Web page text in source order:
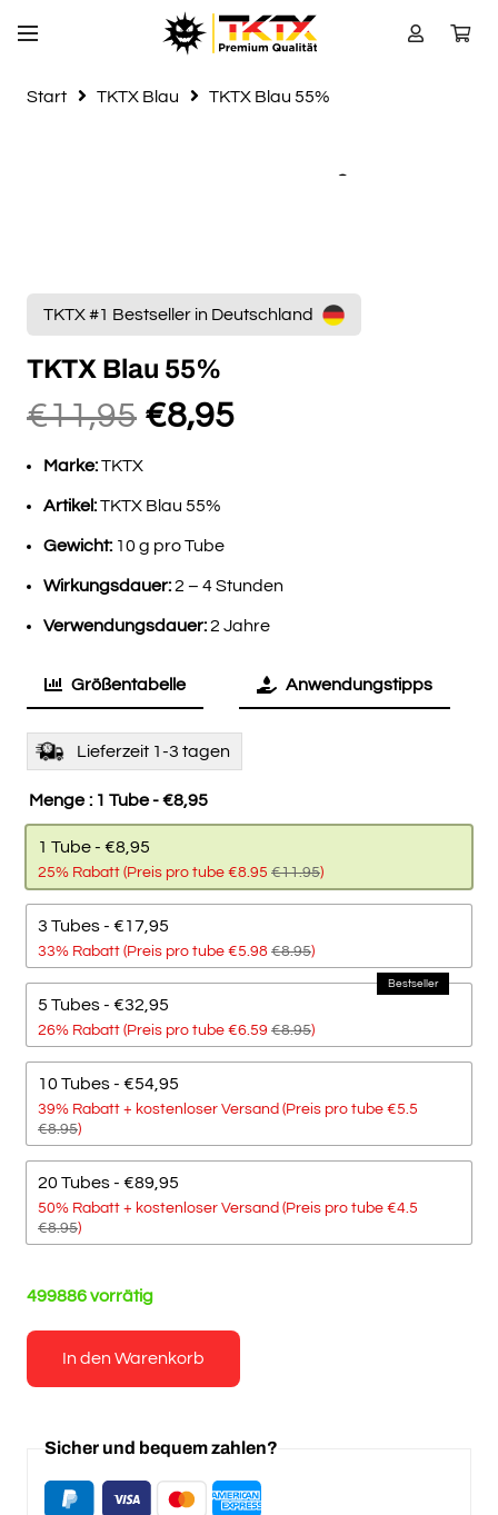
Start TKTX Blau TKTX Blau 55%
TKTX #1 Bestseller in Deutschland
TKTX Blau 55%
€11,95 Ursprünglicher
€11,95
€8,95Aktueller
Marke:TKTX
Artikel:TKTX Blau 55%
Gewicht: 10 g pro Tube
Wirkungsdauer:2 – 4 Stunden
Verwendungsdauer:2 Jahre
Größentabelle Anwendungstipps
Lieferzeit 1-3 tagen
Menge : 1 Tube - €8,95
1 Tube - €8,95
25% Rabatt (Preis pro tube €8.95 €11.95)
3 Tubes - €17,95
33% Rabatt (Preis pro tube €5.98 €8.95)
5 Tubes - €32,95
26% Rabatt (Preis pro tube €6.59 €8.95)
10 Tubes - €54,95
39% Rabatt + kostenloser Versand (Preis pro tube €5.5
€8.95)
20 Tubes - €89,95
50% Rabatt + kostenloser Versand (Preis pro tube €4.5
€8.95)
499886 vorrätig
In den Warenkorb
Sicher und bequem zahlen?